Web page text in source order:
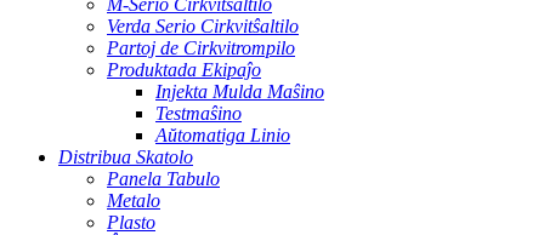
M-Serio Cirkvitŝaltilo
Verda Serio Cirkvitŝaltilo
Partoj de Cirkvitrompilo
Produktada Ekipaĵo
Injekta Mulda Maŝino
Testmaŝino
Aŭtomatiga Linio
Distribua Skatolo
Panela Tabulo
Metalo
Plasto